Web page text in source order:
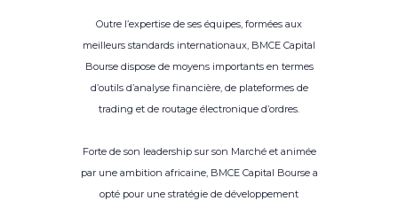
Outre l’expertise de ses équipes, formées aux
meilleurs standards internationaux, BMCE Capital
Bourse dispose de moyens importants en termes
d’outils d’analyse financière, de plateformes de
trading et de routage électronique d’ordres.
Forte de son leadership sur son Marché et animée
par une ambition africaine, BMCE Capital Bourse a
opté pour une stratégie de développement